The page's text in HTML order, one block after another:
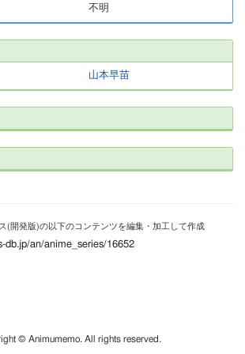
不明
山本早苗
(開発版)の以下のコンテンツを編集・加工して作成
db.jp/an/anime_series/16652
© Animumemo. All rights reserved.